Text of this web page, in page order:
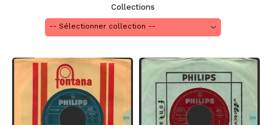
Collections